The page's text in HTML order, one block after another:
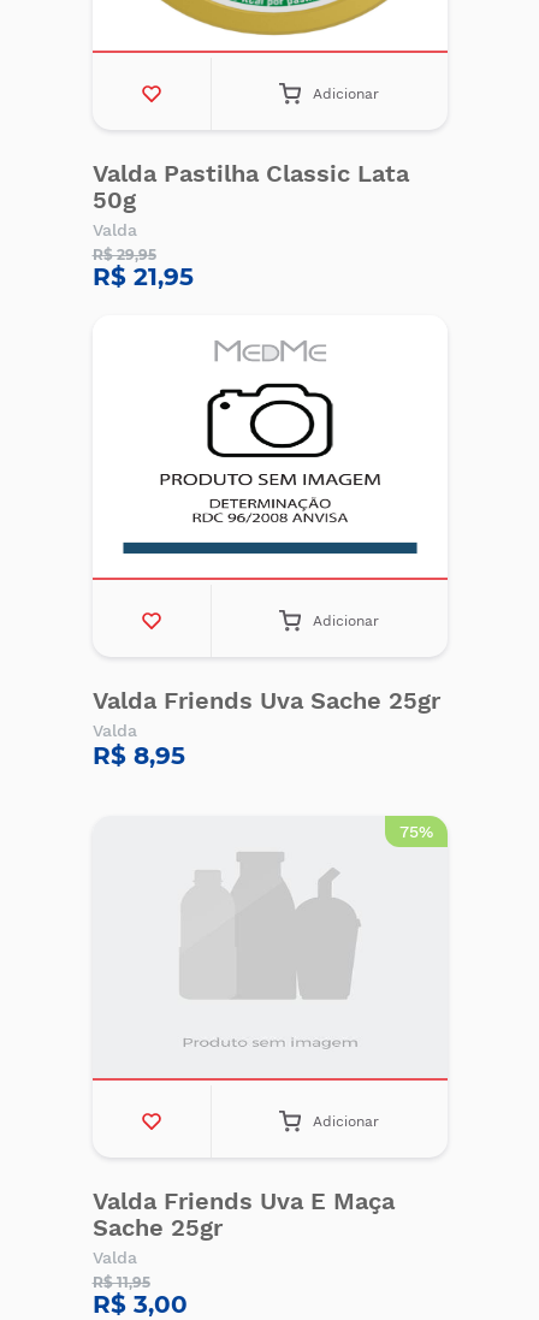
Adicionar
Valda Pastilha Classic Lata
50g
Valda
R$ 29,95
R$ 21,95
Adicionar
Valda Friends Uva Sache 25gr
Valda
R$ 8,95
75%
Adicionar
Valda Friends Uva E Maça
Sache 25gr
Valda
R$ 11,95
R$ 3,00